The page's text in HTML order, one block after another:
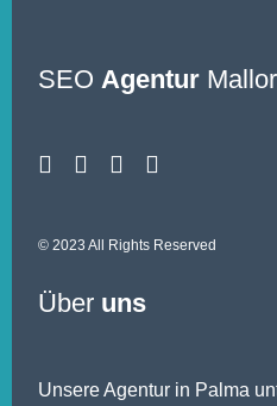
SEO Agentur
© 2023 All Rights Reserved
Über uns
Unsere Agentur in Palma